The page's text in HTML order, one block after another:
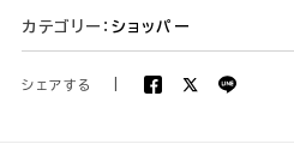
カテゴリー： ショッパー
シェアする